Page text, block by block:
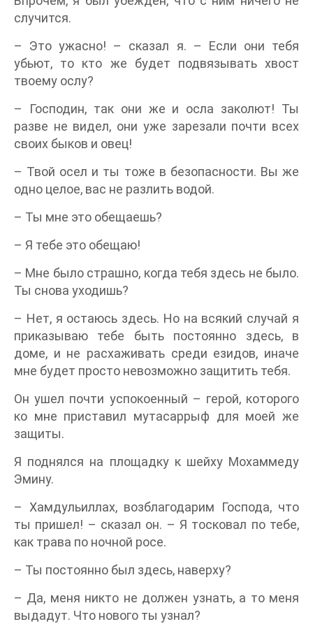
случится.
– Это ужасно! – сказал я. – Если они тебя
убьют, то кто же будет подвязывать хвост
твоему ослу?
– Господин, так они же и осла заколют! Ты
разве не видел, они уже зарезали почти всех
своих быков и овец!
– Твой осел и ты тоже в безопасности. Вы же
одно целое, вас не разлить водой.
– Ты мне это обещаешь?
– Я тебе это обещаю!
– Мне было страшно, когда тебя здесь не было.
Ты снова уходишь?
– Нет, я остаюсь здесь. Но на всякий случай я
приказываю тебе быть постоянно здесь, в
доме, и не расхаживать среди езидов, иначе
мне будет просто невозможно защитить тебя.
Он ушел почти успокоенный – герой, которого
ко мне приставил мутасаррыф для моей же
защиты.
Я поднялся на площадку к шейху Мохаммеду
Эмину.
– Хамдульиллах, возблагодарим Господа, что
ты пришел! – сказал он. – Я тосковал по тебе,
как трава по ночной росе.
– Ты постоянно был здесь, наверху?
– Да, меня никто не должен узнать, а то меня
выдадут. Что нового ты узнал?